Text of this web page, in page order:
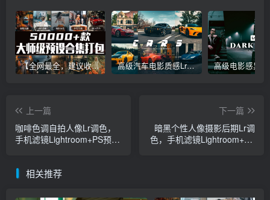
【全网最全，建议收藏】5万多款Lr顶级调色预设合集，精心整理，分类清晰，摄影师调色师必备素材，够用一辈子！ 高级汽车电影质感Lr调色教程，手机滤镜PS+Lightroom预设下载！
上一篇
咖啡色调自拍人像Lr调色，
手机滤镜Lightroom+PS预设
下一篇
暗黑个性人像摄影后期Lr调
色，手机滤镜Lightroom+PS
相关推荐